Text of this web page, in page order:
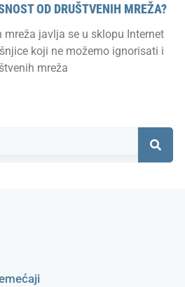
OD DRUŠTVENIH MREŽA?
javlja se u sklopu Internet
koji ne možemo ignorisati i
mreža